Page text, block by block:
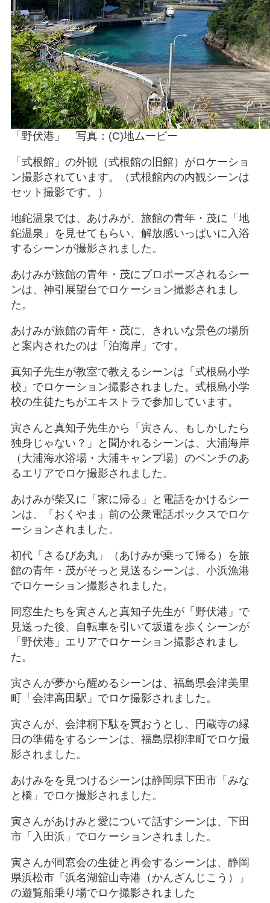
「野伏港」 写真：(C)地ムービー
「式根館」の外観（式根館の旧館）がロケーショ
ン撮影されています。（式根館内の内観シーンは
セット撮影です。）
地鉈温泉では、あけみが、旅館の青年・茂に「地
鉈温泉」を見せてもらい、解放感いっぱいに入浴
するシーンが撮影されました。
あけみが旅館の青年・茂にプロポーズされるシー
ンは、神引展望台でロケーション撮影されまし
た。
あけみが旅館の青年・茂に、きれいな景色の場所
と案内されたのは「泊海岸」です。
真知子先生が教室で教えるシーンは「式根島小学
校」でロケーション撮影されました。式根島小学
校の生徒たちがエキストラで参加しています。
寅さんと真知子先生から「寅さん、もしかしたら
独身じゃない？」と聞かれるシーンは、大浦海岸
（大浦海水浴場・大浦キャンプ場）のベンチのあ
るエリアでロケ撮影されました。
あけみが柴又に「家に帰る」と電話をかけるシー
ンは、「おくやま」前の公衆電話ボックスでロケ
ーションされました。
初代「さるびあ丸」（あけみが乗って帰る）を旅
館の青年・茂がそっと見送るシーンは、小浜漁港
でロケーション撮影されました。
同窓生たちを寅さんと真知子先生が「野伏港」で
見送った後、自転車を引いて坂道を歩くシーンが
「野伏港」エリアでロケーション撮影されまし
た。
寅さんが夢から醒めるシーンは、福島県会津美里
町「会津高田駅」でロケ撮影されました。
寅さんが、会津桐下駄を買おうとし、円蔵寺の縁
日の準備をするシーンは、福島県柳津町でロケ撮
影されました。
あけみをを見つけるシーンは静岡県下田市「みな
と橋」でロケ撮影されました。
寅さんがあけみと愛について話すシーンは、下田
市「入田浜」でロケーションされました。
寅さんが同窓会の生徒と再会するシーンは、静岡
県浜松市「浜名湖舘山寺港（かんざんじこう）」
の遊覧船乗り場でロケ撮影されました